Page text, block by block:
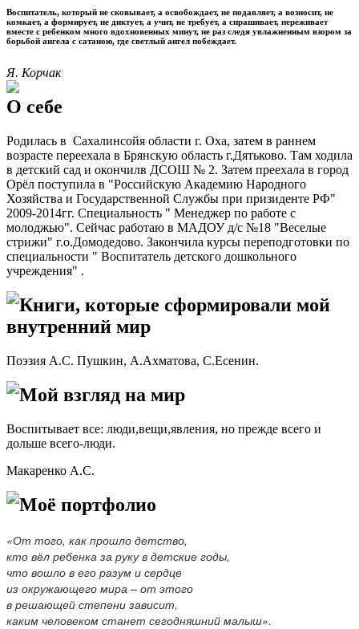
Воспитатель, который не сковывает, а освобождает, не подавляет, а возносит, не
комкает, а формирует, не диктует, а учит, не требует, а спрашивает, переживает
вместе с ребенком много вдохновенных минут, не раз следя увлажненным взором за
борьбой ангела с сатаною, где светлый ангел побеждает.
Я. Корчак
О себе
Родилась в Сахалинсойя области г. Оха, затем в раннем
возрасте переехала в Брянскую область г.Дятьково. Там ходила
в детский сад и окончилв ДСОШ № 2. Затем преехала в город
Орёл поступила в "Российскую Академию Народного
Хозяйства и Государственной Службы при призиденте РФ"
2009-2014гг. Специальность " Менеджер по работе с
молоджью". Сейчас работаю в МАДОУ д/с №18 "Веселые
стрижи" г.о.Домодедово. Закончила курсы переподготовки по
cпециальности " Воспитатель детского дошкольного
учреждения" .
Книги, которые сформировали мой
внутренний мир
Поэзия А.С. Пушкин, А.Ахматова, С.Есенин.
Мой взгляд на мир
Воспитывает все: люди,вещи,явления, но прежде всего и
дольше всего-люди.
Макаренко А.С.
Моё портфолио
«От того, как прошло детство,
кто вёл ребенка за руку в детские годы,
что вошло в его разум и сердце
из окружающего мира – от этого
в решающей степени зависит,
каким человеком станет сегодняшний малыш».